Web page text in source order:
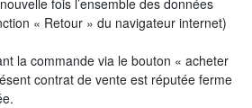
fois l’ensemble des données
« Retour » du navigateur internet)
la commande via le bouton « acheter
contrat de vente est réputée ferme